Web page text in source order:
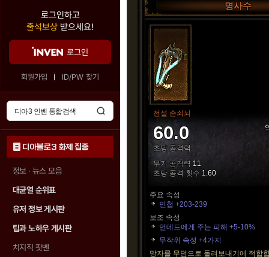
로그인하고
출석보상 받으세요!
로그인
회원가입 ID/PW 찾기
디아블로3 화제 집중
정보 · 뉴스 모음
대균열 순위표
유저 정보 게시판
팁과 노하우 게시판
치지직 팟벤
명사수
전설 손쇠뇌
60.0
초당 공격력
무기 공격력 11
초당 공격 횟수 1.60
주요 속성
민첩 +203-239
보조 속성
언데드에게 주는 피해 +5-10%
무작위 속성 +4가지
망자를 무덤으로 돌려보내기에 적합